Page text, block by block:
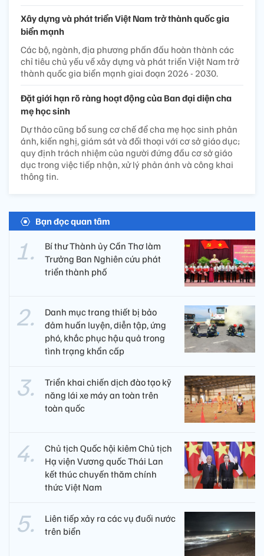
Xây dựng và phát triển Việt Nam trở thành quốc gia
biển mạnh
Các bộ, ngành, địa phương phấn đấu hoàn thành các
chỉ tiêu chủ yếu về xây dựng và phát triển Việt Nam trở
thành quốc gia biển mạnh giai đoạn 2026 - 2030.
Đặt giới hạn rõ ràng hoạt động của Ban đại diện cha
mẹ học sinh
Dự thảo cũng bổ sung cơ chế để cha mẹ học sinh phản
ánh, kiến nghị, giám sát và đối thoại với cơ sở giáo dục;
quy định trách nhiệm của người đứng đầu cơ sở giáo
dục trong việc tiếp nhận, xử lý phản ánh và công khai
thông tin.
Bạn đọc quan tâm
Bí thư Thành ủy Cần Thơ làm
Trưởng Ban Nghiên cứu phát
triển thành phố
Danh mục trang thiết bị bảo
đảm huấn luyện, diễn tập, ứng
phó, khắc phục hậu quả trong
tình trạng khẩn cấp
Triển khai chiến dịch đào tạo kỹ
năng lái xe máy an toàn trên
toàn quốc
Chủ tịch Quốc hội kiêm Chủ tịch
Hạ viện Vương quốc Thái Lan
kết thúc chuyến thăm chính
thức Việt Nam
Liên tiếp xảy ra các vụ đuối nước
trên biển